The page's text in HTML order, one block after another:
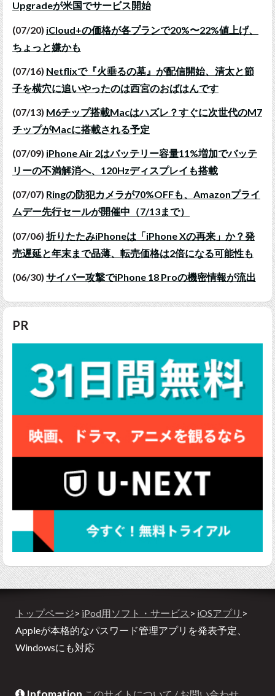
Upgradeが米国でサービス開始
(07/20) iCloud+の価格が各プランで20%〜22%値上げ、
ちょっと嫌かも
(07/16) Netflixで『火垂るの墓』が配信開始、清太と節
子を横穴に追いやったのは西宮のおばはんです
(07/13) M6チップ搭載Macはハズレ？すぐに次世代のM7
チップがMacに搭載される予定
(07/09) iPhone Air 2はバッテリー容量11%増加でバッテ
リーの不満解消へ、120Hzディスプレイも搭載
(07/07) Ringの防犯カメラが70%OFFも、Amazonプライ
ムデー先行セールが開催中（7/13まで）
(07/06) 折りたたみiPhoneは「iPhone Xの再来」か？発
売遅延と年末まで品薄、転売価格は2倍になる可能性も
(06/30) サイバー攻撃でiPhone 18 Proの機密情報が流出
PR
トップページ> iPod用ソフト・サービス > iOSアプリ >
Appleが本格的なパスワード管理アプリを発表予定、
Windowsにも対応